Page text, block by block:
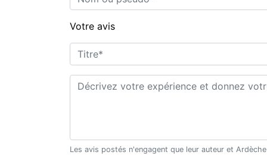
Votre avis
Titre*
Commentaire*
Les avis postés n'engagent que leur auteur et Ardèche Découverte ne saurait être tenu pour responsable en cas de litige. Merci de